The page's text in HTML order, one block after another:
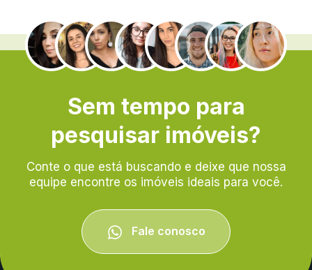
.
Sem tempo para
pesquisar imóveis?
Conte o que está buscando e deixe que nossa
equipe encontre os imóveis ideais para você.
Fale conosco